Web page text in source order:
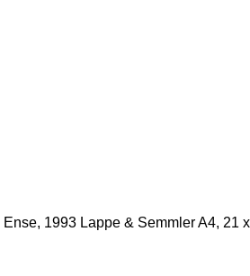
1993 Lappe & Semmler A4, 21